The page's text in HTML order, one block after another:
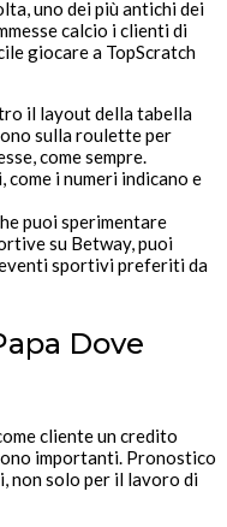
uno dei più antichi dei
calcio i clienti di
giocare a TopScratch
il layout della tabella
sulla roulette per
come sempre.
i numeri indicano e
puoi sperimentare
su Betway, puoi
sportivi preferiti da
Dove
cliente un credito
importanti. Pronostico
non solo per il lavoro di